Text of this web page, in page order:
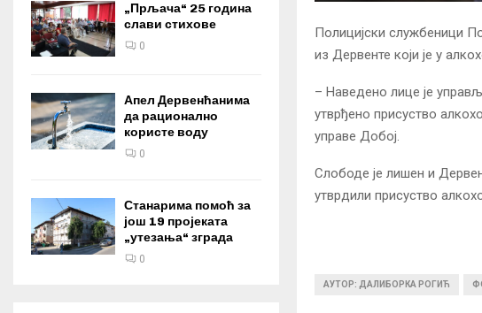
Полицијски службеници
из Дервенте који је у
– Наведено лице је
утврђено присуство
управе Добој.
Слободе је лишен и
утврдили присуство
АУТОР: ДАЛИБОРКА РОГИЋ
„Прљача“ 25 година
слави стихове
0
Апел Дервенћанима
да рационално
користе воду
0
Станарима помоћ за
још 19 пројеката
„утезања“ зграда
0